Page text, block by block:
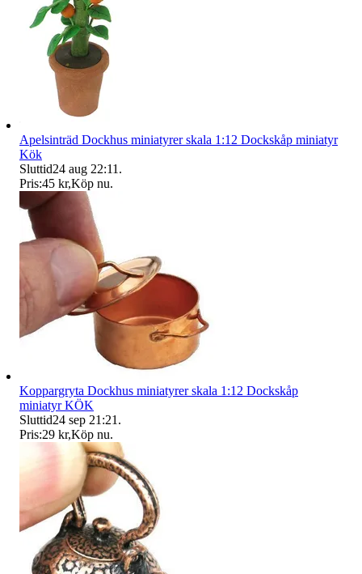
Apelsinträd Dockhus miniatyrer skala 1:12 Dockskåp miniatyr
Kök
Sluttid24 aug 22:11 .
Pris:45 kr,Köp nu.
Koppargryta Dockhus miniatyrer skala 1:12 Dockskåp
miniatyr KÖK
Sluttid24 sep 21:21 .
Pris:29 kr,Köp nu.